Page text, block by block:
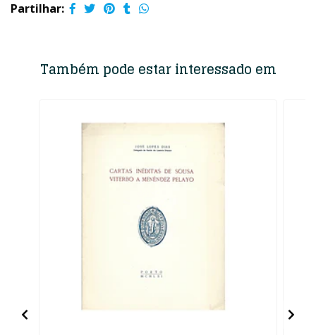
Partilhar:
Também pode estar interessado em